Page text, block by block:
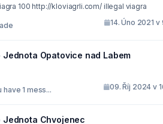
pfizer viagra 100 http://kloviagrli.com/ illegal viagra
14. Úno 2021 v
Jednota Opatovice nad Labem
1 mess... 09. Říj 2024 v
Jednota Chvojenec